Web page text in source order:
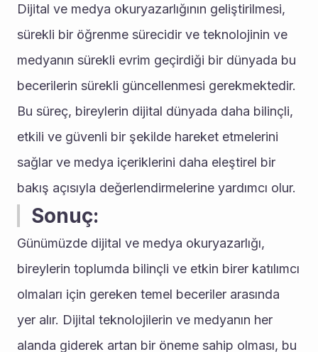
Dijital ve medya okuryazarlığının geliştirilmesi,
sürekli bir öğrenme sürecidir ve teknolojinin ve
medyanın sürekli evrim geçirdiği bir dünyada bu
becerilerin sürekli güncellenmesi gerekmektedir.
Bu süreç, bireylerin dijital dünyada daha bilinçli,
etkili ve güvenli bir şekilde hareket etmelerini
sağlar ve medya içeriklerini daha eleştirel bir
bakış açısıyla değerlendirmelerine yardımcı olur.
Sonuç:
Günümüzde dijital ve medya okuryazarlığı,
bireylerin toplumda bilinçli ve etkin birer katılımcı
olmaları için gereken temel beceriler arasında
yer alır. Dijital teknolojilerin ve medyanın her
alanda giderek artan bir öneme sahip olması, bu